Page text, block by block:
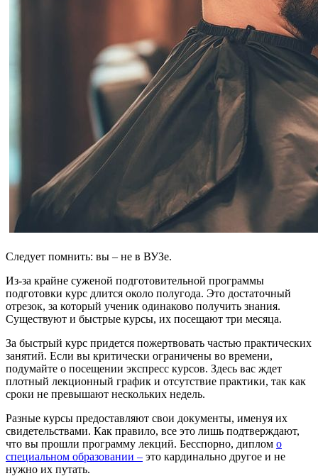
Следует помнить: вы – не в ВУЗе.
Из-за крайне суженой подготовительной программы
подготовки курс длится около полугода. Это достаточный
отрезок, за который ученик одинаково получить знания.
Существуют и быстрые курсы, их посещают три месяца.
За быстрый курс придется пожертвовать частью практических
занятий. Если вы критически ограничены во времени,
подумайте о посещении экспресс курсов. Здесь вас ждет
плотный лекционный график и отсутствие практики, так как
сроки не превышают нескольких недель.
Разные курсы предоставляют свои документы, именуя их
свидетельствами. Как правило, все это лишь подтверждают,
что вы прошли программу лекций. Бесспорно, диплом о
специальном образовании – это кардинально другое и не
нужно их путать.